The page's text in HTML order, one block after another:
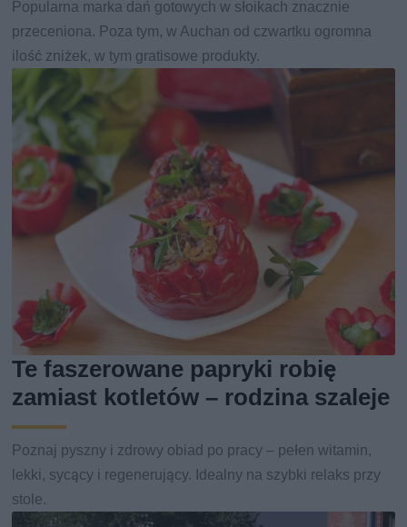
Popularna marka dań gotowych w słoikach znacznie
przeceniona. Poza tym, w Auchan od czwartku ogromna
ilość zniżek, w tym gratisowe produkty.
Te faszerowane papryki robię
zamiast kotletów – rodzina szaleje
Poznaj pyszny i zdrowy obiad po pracy – pełen witamin,
lekki, sycący i regenerujący. Idealny na szybki relaks przy
stole.